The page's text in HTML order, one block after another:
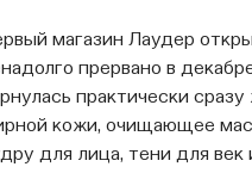
магазин Лаудер
прервано в
практически
кожи, очищающее
для лица, тени для